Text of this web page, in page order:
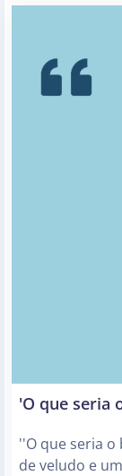
'O que seria
''O que seria o
de veludo e